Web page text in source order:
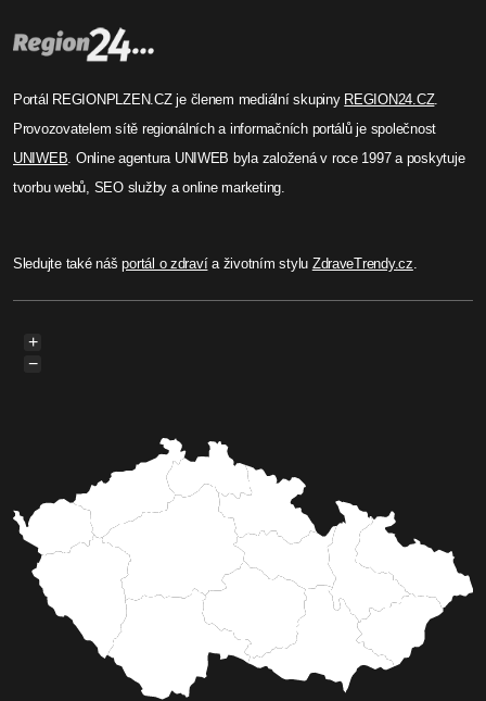
Portál REGIONPLZEN.CZ je členem mediální skupiny REGION24.CZ.
Provozovatelem sítě regionálních a informačních portálů je společnost
UNIWEB . Online agentura UNIWEB byla založená v roce 1997 a poskytuje
tvorbu webů, SEO služby a online marketing.
Sledujte také nášportál o zdravía životním stylu ZdraveTrendy.cz
+
−